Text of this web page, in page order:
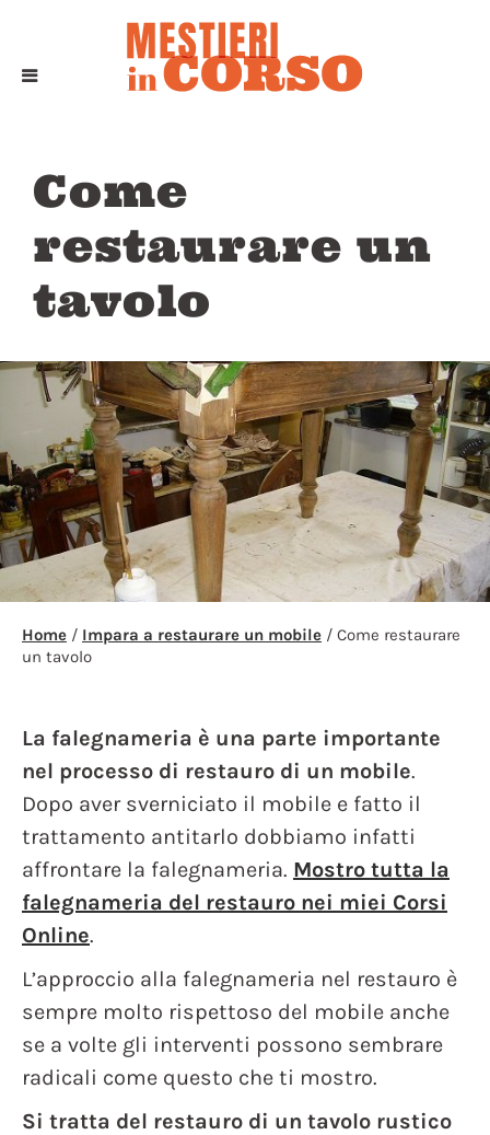
Come
restaurare un
tavolo
Home / Impara a restaurare un mobile / Come restaurare
un tavolo
La falegnameria è una parte importante
nel processo di restauro di un mobile.
Dopo aver sverniciato il mobile e fatto il
trattamento antitarlo dobbiamo infatti
affrontare la falegnameria. Mostro tutta la
falegnameria del restauro nei miei Corsi
Online.
L’approccio alla falegnameria nel restauro è
sempre molto rispettoso del mobile anche
se a volte gli interventi possono sembrare
radicali come questo che ti mostro.
Si tratta del restauro di un tavolo rustico